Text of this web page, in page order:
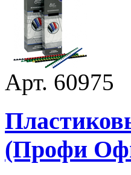
Арт. 60975
(Профи